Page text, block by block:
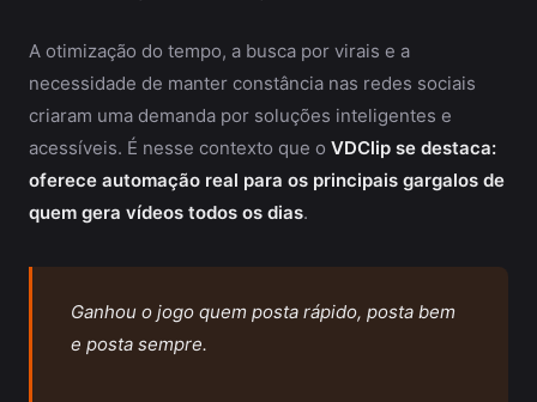
A otimização do tempo, a busca por virais e a
necessidade de manter constância nas redes sociais
criaram uma demanda por soluções inteligentes e
acessíveis. É nesse contexto que o VDClip se destaca:
oferece automação real para os principais gargalos de
quem gera vídeos todos os dias.
Ganhou o jogo quem posta rápido, posta bem
e posta sempre.